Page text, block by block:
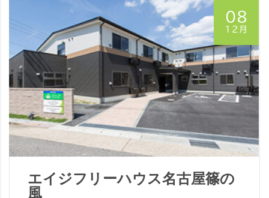
08
12月
エイジフリーハウス名古屋篠の
風